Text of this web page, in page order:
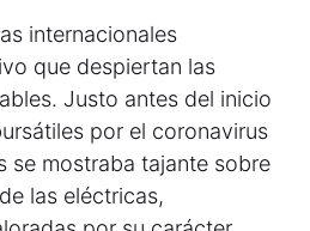
internacionales
que despiertan las
Justo antes del inicio
por el coronavirus
se mostraba tajante sobre
las eléctricas,